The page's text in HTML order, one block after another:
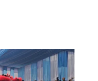
puncak
Kota Depok.